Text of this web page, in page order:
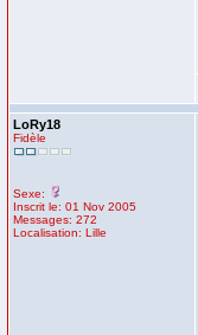
LoRy18
Fidèle
Sexe:
Inscrit le: 01 Nov 2005
Messages: 272
Localisation: Lille